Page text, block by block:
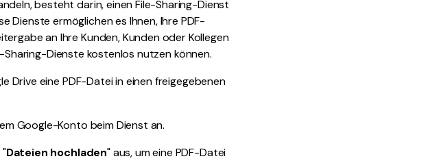
besteht darin, einen File-Sharing-Dienst
Dienste ermöglichen es Ihnen, Ihre PDF-
an Ihre Kunden, Kunden oder Kollegen
Sharing-Dienste kostenlos nutzen können.
Drive eine PDF-Datei in einen freigegebenen
Google-Konto beim Dienst an.
"Dateien hochladen" aus, um eine PDF-Datei